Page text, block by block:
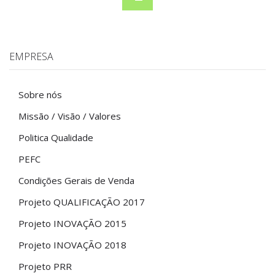
EMPRESA
Sobre nós
Missão / Visão / Valores
Politica Qualidade
PEFC
Condições Gerais de Venda
Projeto QUALIFICAÇÃO 2017
Projeto INOVAÇÃO 2015
Projeto INOVAÇÃO 2018
Projeto PRR